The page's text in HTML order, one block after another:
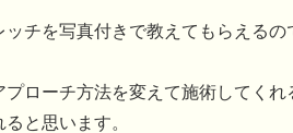
ッチを写真付きで教えてもらえるの
プローチ方法を変えて施術してくれ
と思います。